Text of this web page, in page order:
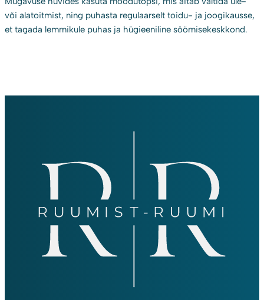
või alatoitmist, ning puhasta regulaarselt toidu- ja joogikausse,
et tagada lemmikule puhas ja hügieeniline söömisekeskkond.